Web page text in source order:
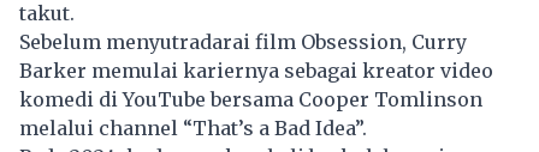
takut.
Sebelum menyutradarai film Obsession, Curry
Barker memulai kariernya sebagai kreator video
komedi di YouTube bersama Cooper Tomlinson
melalui channel “That’s a Bad Idea”.